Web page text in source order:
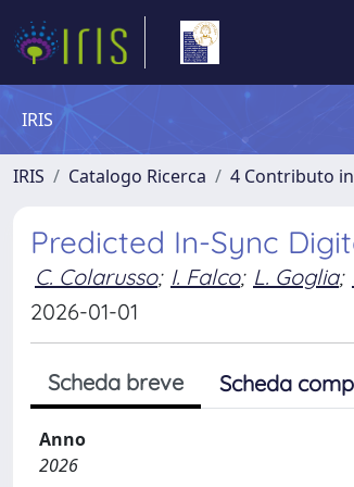
IRIS
IRIS Catalogo Ricerca 4 Contributo
Predicted In-Sync
C. Colarusso; I. Falco; L. Goglia;
2026-01-01
Scheda breve Scheda
Anno
2026